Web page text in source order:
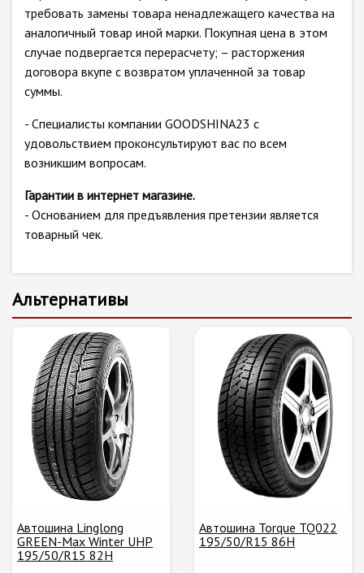
требовать замены товара ненадлежащего качества на
аналогичный товар иной марки. Покупная цена в этом
случае подвергается перерасчету; – расторжения
договора вкупе с возвратом уплаченной за товар
суммы.
- Специалисты компании GOODSHINA23 с
удовольствием проконсультируют вас по всем
возникшим вопросам.
Гарантии в интернет магазине.
- Основанием для предъявления претензии является
товарный чек.
Альтернативы
Автошина Linglong
GREEN-Max Winter UHP
195/50/R15 82H
Автошина Torque TQ022
195/50/R15 86H